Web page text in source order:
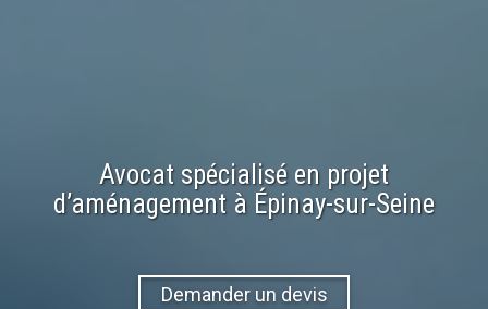
Avocat spécialisé en projet
d’aménagement à Épinay-sur-Seine
Demander un devis